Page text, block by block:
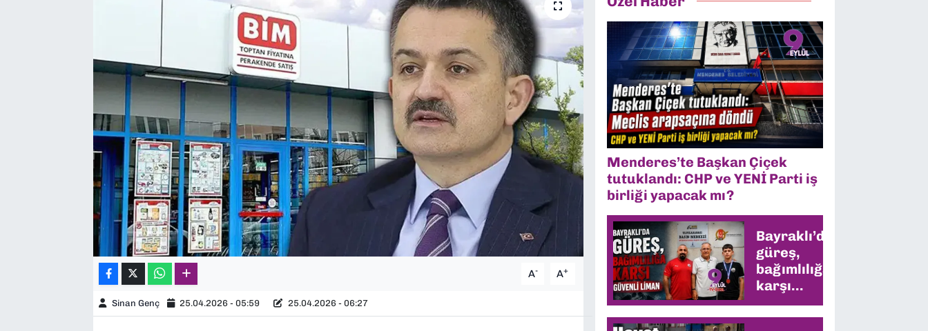
A- A+
Sinan Genç 25.04.2026 - 05:59 25.04.2026 - 06:27
Menderes’te Başkan Çiçek
tutuklandı: CHP ve YENİ Parti iş
birliği yapacak mı?
Bayraklı’da
güreş,
bağımlılığa
karşı
güvenli
liman
TEKNOLOJİ
YEREL YÖNETİMLER